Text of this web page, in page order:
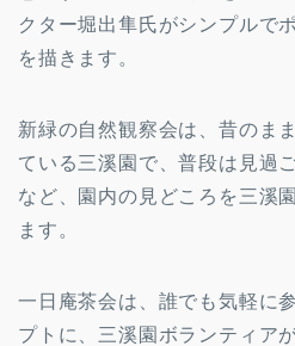
クター堀出隼氏がシンプルで
を描きます。
新緑の自然観察会は、昔のま
ている三溪園で、普段は見過
など、園内の見どころを三溪
ます。
一日庵茶会は、誰でも気軽に
プトに、三溪園ボランティア